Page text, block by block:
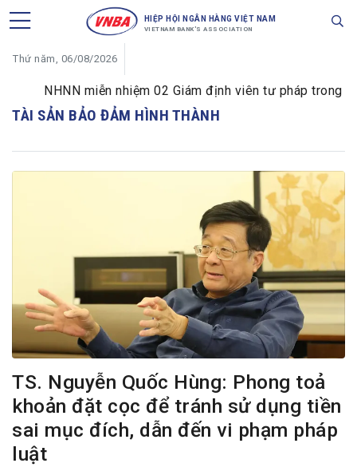
HIỆP HỘI NGÂN HÀNG VIỆT NAM
VIETNAM BANK'S ASSOCIATION
Thứ năm, 06/08/2026
NHNN miễn nhiệm 02 Giám định viên tư pháp trong
TÀI SẢN BẢO ĐẢM HÌNH THÀNH
TS. Nguyễn Quốc Hùng: Phong toả
khoản đặt cọc để tránh sử dụng tiền
sai mục đích, dẫn đến vi phạm pháp
luật